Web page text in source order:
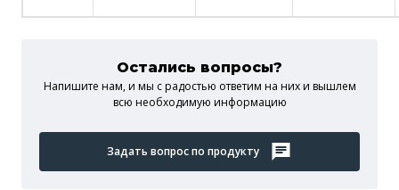
Остались вопросы?
Напишите нам, и мы c радостью ответим на них и вышлем
всю необходимую информацию
Задать вопрос по продукту